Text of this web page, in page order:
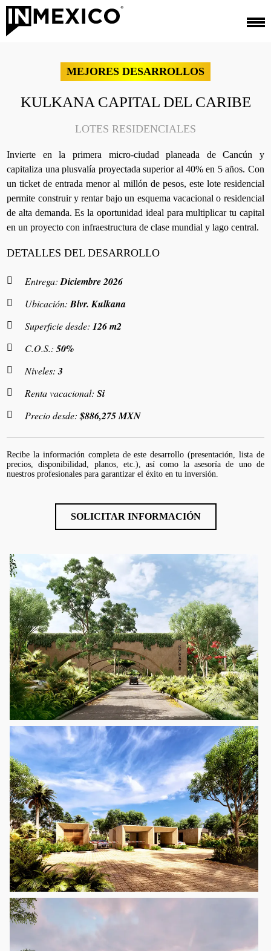
MEJORES DESARROLLOS
KULKANA CAPITAL DEL CARIBE
LOTES RESIDENCIALES
Invierte en la primera micro-ciudad planeada de Cancún y
capitaliza una plusvalía proyectada superior al 40% en 5 años. Con
un ticket de entrada menor al millón de pesos, este lote residencial
permite construir y rentar bajo un esquema vacacional o residencial
de alta demanda. Es la oportunidad ideal para multiplicar tu capital
en un proyecto con infraestructura de clase mundial y lago central.
DETALLES DEL DESARROLLO
Entrega:Diciembre 2026
Ubicación:Blvr. Kulkana
Superficie desde: 126 m2
C.O.S.:50%
Niveles:3
Renta vacacional:Si
Precio desde:$886,275 MXN
Recibe la información completa de este desarrollo (presentación, lista de
precios, disponibilidad, planos, etc.), así como la asesoría de uno de
nuestros profesionales para garantizar el éxito en tu inversión.
SOLICITAR INFORMACIÓN